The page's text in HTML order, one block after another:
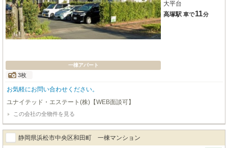
一棟アパート
3枚
大平台
高塚駅 車で11分
お気軽にお問い合わせください。
ユナイテッド・エステート(株)【WEB面談可】
この会社の全物件を見る
静岡県浜松市中央区和田町 一棟マンション